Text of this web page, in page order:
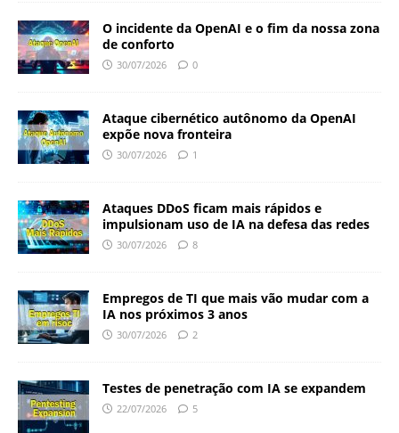
O incidente da OpenAI e o fim da nossa zona
de conforto
30/07/2026 0
Ataque cibernético autônomo da OpenAI
expõe nova fronteira
30/07/2026 1
Ataques DDoS ficam mais rápidos e
impulsionam uso de IA na defesa das redes
30/07/2026 8
Empregos de TI que mais vão mudar com a
IA nos próximos 3 anos
30/07/2026 2
Testes de penetração com IA se expandem
22/07/2026 5